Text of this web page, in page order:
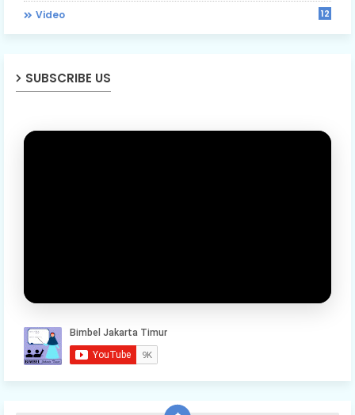
Video 12
SUBSCRIBE US